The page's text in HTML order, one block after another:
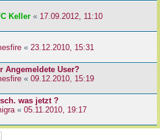
Keller « 17.09.2012, 11:10
« 23.12.2010, 15:31
Angemeldete User?
« 09.12.2010, 15:19
was jetzt ?
« 05.11.2010, 19:17